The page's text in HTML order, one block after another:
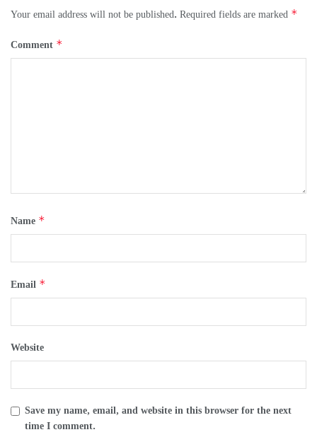
Your email address will not be published. Required fields are marked *
Comment *
Name *
Email *
Website
Save my name, email, and website in this browser for the next
time I comment.